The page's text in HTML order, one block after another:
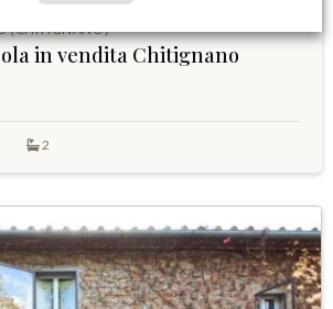
(CHITIGNANO)
in vendita Chitignano
2